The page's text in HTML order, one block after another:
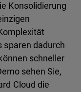
Konsolidierung
sparen dadurch
schneller
sehen Sie,
Cloud die